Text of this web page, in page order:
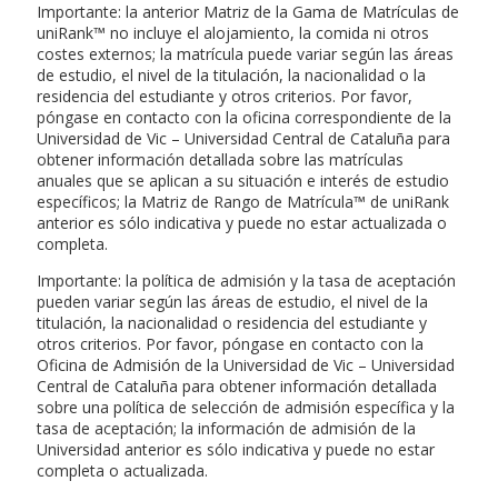
Importante: la anterior Matriz de la Gama de Matrículas de
uniRank™ no incluye el alojamiento, la comida ni otros
costes externos; la matrícula puede variar según las áreas
de estudio, el nivel de la titulación, la nacionalidad o la
residencia del estudiante y otros criterios. Por favor,
póngase en contacto con la oficina correspondiente de la
Universidad de Vic – Universidad Central de Cataluña para
obtener información detallada sobre las matrículas
anuales que se aplican a su situación e interés de estudio
específicos; la Matriz de Rango de Matrícula™ de uniRank
anterior es sólo indicativa y puede no estar actualizada o
completa.
Importante: la política de admisión y la tasa de aceptación
pueden variar según las áreas de estudio, el nivel de la
titulación, la nacionalidad o residencia del estudiante y
otros criterios. Por favor, póngase en contacto con la
Oficina de Admisión de la Universidad de Vic – Universidad
Central de Cataluña para obtener información detallada
sobre una política de selección de admisión específica y la
tasa de aceptación; la información de admisión de la
Universidad anterior es sólo indicativa y puede no estar
completa o actualizada.